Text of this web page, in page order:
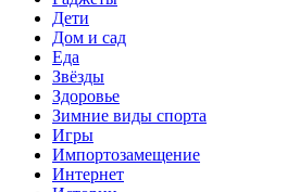
Дети
Дом и сад
Еда
Звёзды
Здоровье
Зимние виды спорта
Игры
Импортозамещение
Интернет